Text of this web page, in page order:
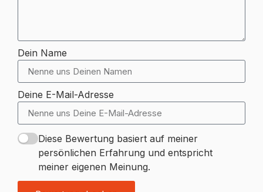
Dein Name
Deine E-Mail-Adresse
Diese Bewertung basiert auf meiner
persönlichen Erfahrung und entspricht
meiner eigenen Meinung.